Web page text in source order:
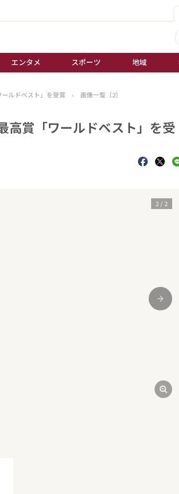
エンタメ スポーツ 地域
誰もが輝いて働く社会へ
オートレース
ルドベスト」を受賞 › 画像一覧（2）
高賞「ワールドベスト」を受
次
1 / 2